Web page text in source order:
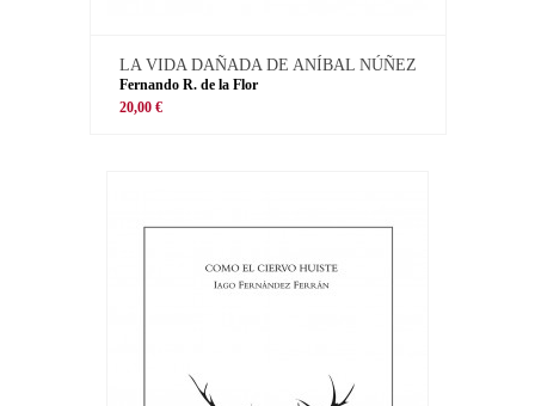
LA VIDA DAÑADA DE ANÍBAL NÚÑEZ
Fernando R. de la Flor
20,00 €